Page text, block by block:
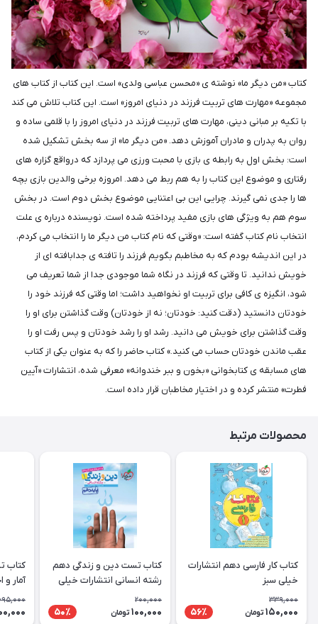
کتاب «من دیگر ما» نوشته ی «محسن عباسی ولدی» است. این کتاب از کتاب های
مجموعه «مهارت های تربیت فرزند در دنیای امروز» است. این کتاب تلاش می کند
با تکیه بر مبانی دینی، مهارت های تربیت فرزند در دنیای امروز را با قلمی ساده و
روان به پدران و مادران آموزش دهد. «من دیگر ما» از سه بخش تشکیل شده
است: بخش اول به رابطه ی بازی با محبت ورزی می پردازد که درواقع گزاره های
رفتاری و موضوع این کتاب را به هم ربط می دهد. امروزه برخی والدین بازی بچه
ها را جدی نمی گیرند. چرایی این بی اعتنایی موضوع بخش دوم است. در بخش
سوم هم به ویژگی های بازی مفید پرداخته شده است. نویسنده درباره ی علت
انتخاب نام کتاب گفته است: «وقتی که نام کتاب من دیگر ما را انتخاب می کردم،
در این اندیشه بودم که به مخاطبم بگویم فرزند را تافته ی جدابافته ای از
خویش ندانید. تا وقتی که فرزند در نگاه شما موجودی جدا از شما تعریف می
شود، انگیزه ی کافی برای تربیت او نخواهید داشت؛ اما وقتی که فرزند خود را
خودتان دانستید (دقت کنید: خودتان؛ نه از خودتان) وقت گذاشتن برای او را
وقت گذاشتن برای خویش می دانید. رشد او را رشد خودتان و پس رفت او را
عقب ‎ماندن خودتان حساب می کنید.» کتاب حاضر را که به ‎عنوان یکی از کتاب
های مسابقه ی کتابخوانی «بخون و ببر خندوانه» معرفی شده، انتشارات «آیین
فطرت» منتشر کرده و در اختیار مخاطبان قرار داده است.
محصولات مرتبط
کتاب کار فارسی دهم انتشارات
خیلی سبز
339,000
150,000 تومان 56٪
کتاب تست دین و زندگی دهم
رشته انسانی انتشارات خیلی
200,000
100,000 تومان 50٪
کتاب
آمار و